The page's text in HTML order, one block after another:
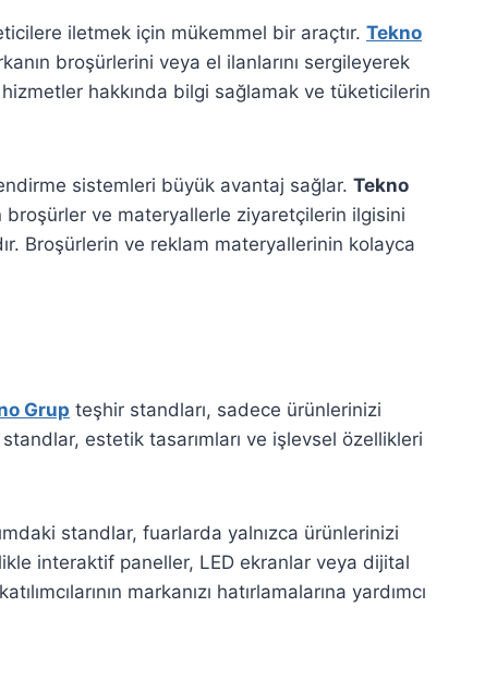
iletmek için mükemmel bir araçtır. Tekno
broşürlerini veya el ilanlarını sergileyerek
hakkında bilgi sağlamak ve tüketicilerin
sistemleri büyük avantaj sağlar. Tekno
broşürler ve materyallerle ziyaretçilerin ilgisini
Broşürlerin ve reklam materyallerinin kolayca
Grup teşhir standları, sadece ürünlerinizi
estetik tasarımları ve işlevsel özellikleri
standlar, fuarlarda yalnızca ürünlerinizi
interaktif paneller, LED ekranlar veya dijital
markanızı hatırlamalarına yardımcı